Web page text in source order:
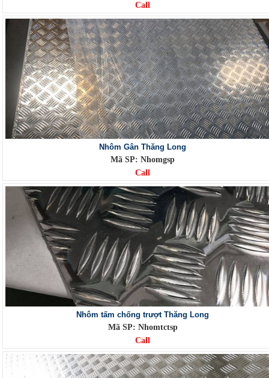
Call
Nhôm Gân Thăng Long
Mã SP: Nhomgsp
Call
Nhôm tấm chống trượt Thăng Long
Mã SP: Nhomtctsp
Call